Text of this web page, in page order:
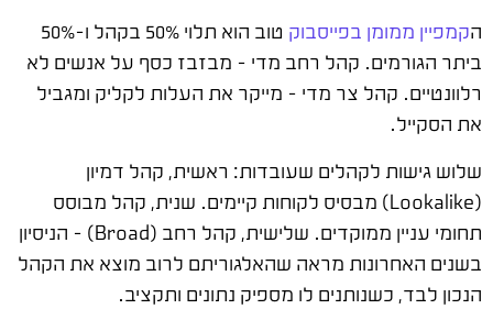
הקמפיין ממומן בפייסבוק
טוב הוא תלוי 50% בקהל ו-50%
ביתר הגורמים. קהל רחב מדי – מבזבז כסף על אנשים לא
רלוונטיים. קהל צר מדי – מייקר את העלות לקליק ומגביל
את הסקייל.
שלוש גישות לקהלים שעובדות: ראשית, קהל דמיון
(Lookalike) מבסיס לקוחות קיימים. שנית, קהל מבוסס
תחומי עניין ממוקדים. שלישית, קהל רחב (Broad) – הניסיון
בשנים האחרונות מראה שהאלגוריתם לרוב מוצא את הקהל
הנכון לבד, כשנותנים לו מספיק נתונים ותקציב.